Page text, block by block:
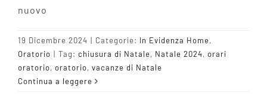
nuovo
19 Dicembre 2024 | Categorie: In Evidenza Home,
Oratorio | Tag: chiusura di Natale, Natale 2024, orari
oratorio, oratorio, vacanze di Natale
Continua a leggere